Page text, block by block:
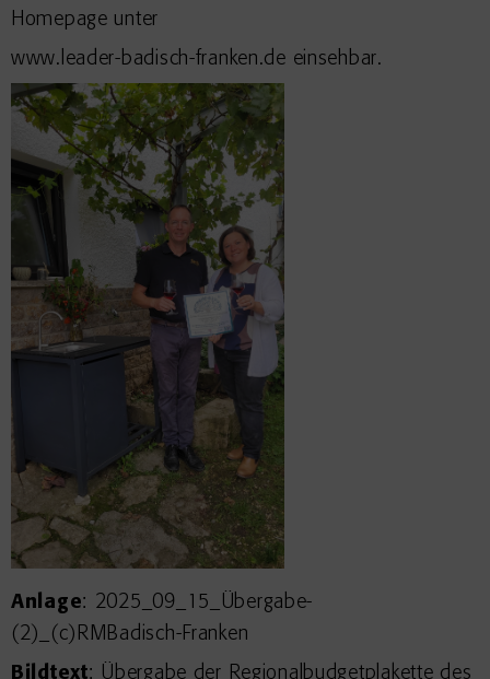
Homepage unter
www.leader-badisch-franken.de einsehbar.
Anlage: 2025_09_15_Übergabe-
(2)_(c)RMBadisch-Franken
Bildtext: Übergabe der Regionalbudgetplakette des